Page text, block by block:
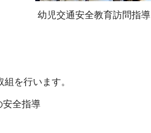
幼児交通安全教育訪問指導
を行います。
安全指導